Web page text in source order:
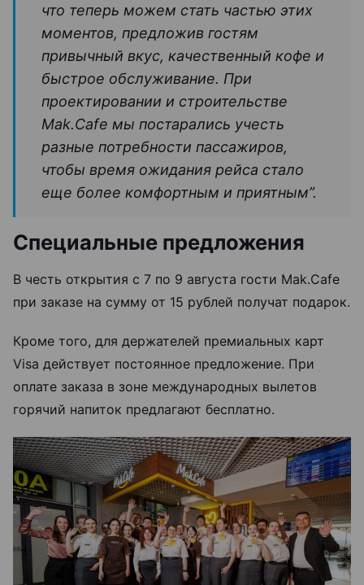
что теперь можем стать частью этих
моментов, предложив гостям
привычный вкус, качественный кофе и
быстрое обслуживание. При
проектировании и строительстве
Mak.Cafe мы постарались учесть
разные потребности пассажиров,
чтобы время ожидания рейса стало
еще более комфортным и приятным”.
Специальные предложения
В честь открытия с 7 по 9 августа гости Mak.Cafe
при заказе на сумму от 15 рублей получат подарок.
Кроме того, для держателей премиальных карт
Visa действует постоянное предложение. При
оплате заказа в зоне международных вылетов
горячий напиток предлагают бесплатно.